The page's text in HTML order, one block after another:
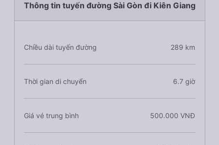
Thông tin tuyến đường Sài Gòn đi Kiên Giang
Chiều dài tuyến đường 289 km
Thời gian di chuyển 6.7 giờ
Giá vé trung bình 500.000 VNĐ